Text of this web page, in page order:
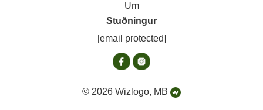
Um
Stuðningur
[email protected]
© 2026 Wizlogo, MB